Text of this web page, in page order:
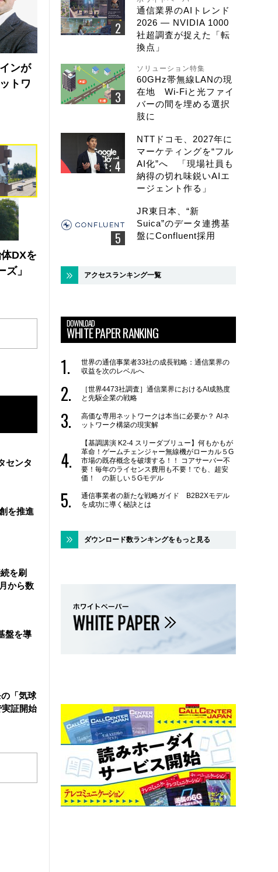
ンが
トワ
DXを
」
センタ
を推進
を刷
から数
盤を導
「気球
証開始
通信業界のAIトレンド
2026 ― NVIDIA 1000
社超調査が捉えた「転
換点」
ソリューション特集
60GHz帯無線LANの現
在地 Wi-Fiと光ファイ
バーの間を埋める選択
肢に
NTTドコモ、2027年に
マーケティングを“フル
AI化”へ 「現場社員も
納得の切れ味鋭いAIエ
ージェント作る」
JR東日本、“新
Suica”のデータ連携基
盤にConfluent採用
アクセスランキング一覧
DOWNLOAD
WHITE PAPER RANKING
世界の通信事業者33社の成長戦略：通信業界の
収益を次のレベルへ
［世界4473社調査］通信業界におけるAI成熟度
と先駆企業の戦略
高価な専用ネットワークは本当に必要か？ AIネ
ットワーク構築の現実解
【基調講演 K2-4 スリーダブリュー】何もかもが
革命！ゲームチェンジャー無線機がローカル５G
市場の既存概念を破壊する！！ コアサーバー不
要！毎年のライセンス費用も不要！でも、超安
価！ の新しい５Gモデル
通信事業者の新たな戦略ガイド B2B2Xモデル
を成功に導く秘訣とは
ダウンロード数ランキングをもっと見る